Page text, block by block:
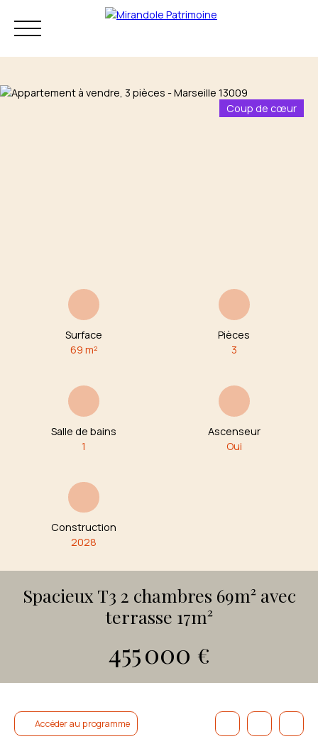
Coup de cœur
Surface
69 m²
Pièces
3
Salle de bains
1
Ascenseur
Oui
Construction
2028
Spacieux T3 2 chambres 69m² avec
terrasse 17m²
455 000 €
Accéder au programme